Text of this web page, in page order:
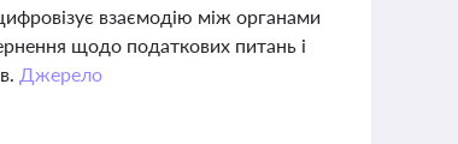
взаємодію між органами
щодо податкових питань і
Джерело